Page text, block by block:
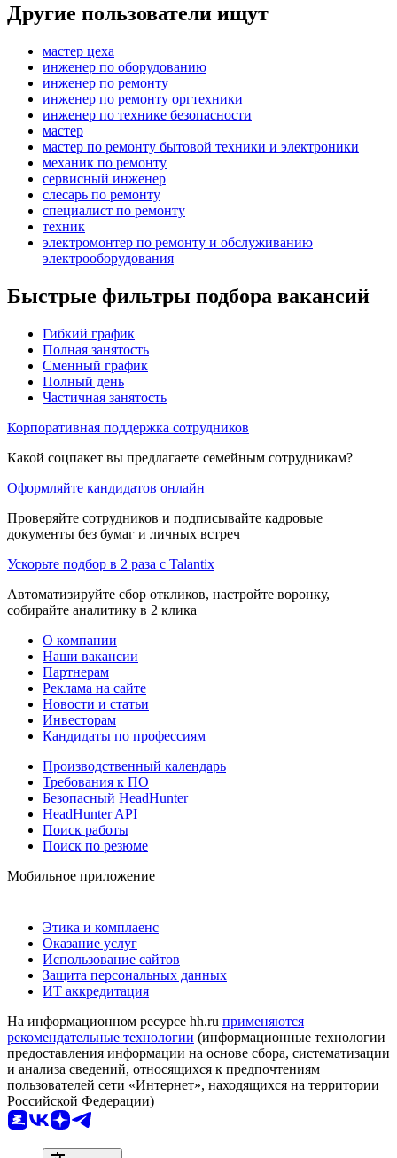
Другие пользователи ищут
мастер цеха
инженер по оборудованию
инженер по ремонту
инженер по ремонту оргтехники
инженер по технике безопасности
мастер
мастер по ремонту бытовой техники и электроники
механик по ремонту
сервисный инженер
слесарь по ремонту
специалист по ремонту
техник
электромонтер по ремонту и обслуживанию
электрооборудования
Быстрые фильтры подбора вакансий
Гибкий график
Полная занятость
Сменный график
Полный день
Частичная занятость
Корпоративная поддержка сотрудников
Какой соцпакет вы предлагаете семейным сотрудникам?
Оформляйте кандидатов онлайн
Проверяйте сотрудников и подписывайте кадровые
документы без бумаг и личных встреч
Ускорьте подбор в 2 раза с Talantix
Автоматизируйте сбор откликов, настройте воронку,
собирайте аналитику в 2 клика
О компании
Наши вакансии
Партнерам
Реклама на сайте
Новости и статьи
Инвесторам
Кандидаты по профессиям
Производственный календарь
Требования к ПО
Безопасный HeadHunter
HeadHunter API
Поиск работы
Поиск по резюме
Мобильное приложение
Этика и комплаенс
Оказание услуг
Использование сайтов
Защита персональных данных
ИТ аккредитация
На информационном ресурсе hh.ru применяются
рекомендательные технологии (информационные технологии
предоставления информации на основе сбора, систематизации
и анализа сведений, относящихся к предпочтениям
пользователей сети «Интернет», находящихся на территории
Российской Федерации)